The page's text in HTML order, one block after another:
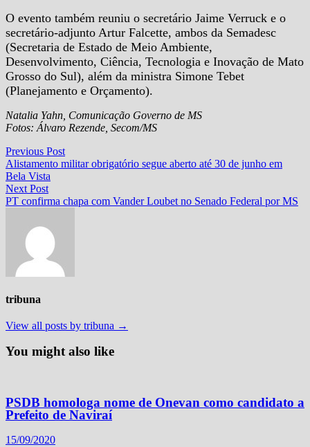
O evento também reuniu o secretário Jaime Verruck e o
secretário-adjunto Artur Falcette, ambos da Semadesc
(Secretaria de Estado de Meio Ambiente,
Desenvolvimento, Ciência, Tecnologia e Inovação de Mato
Grosso do Sul), além da ministra Simone Tebet
(Planejamento e Orçamento).
Natalia Yahn, Comunicação Governo de MS
Fotos: Álvaro Rezende, Secom/MS
Navegação
de
Post
Previous PostPrevious
post:
Alistamento militar obrigatório segue aberto até 30 de junho em
Bela Vista
Next PostNext
post:
PT confirma chapa com Vander Loubet no Senado Federal por MS
tribuna
View all posts by tribuna →
You might also like
PSDB homologa nome de Onevan como candidato a
Prefeito de Naviraí
15/09/2020